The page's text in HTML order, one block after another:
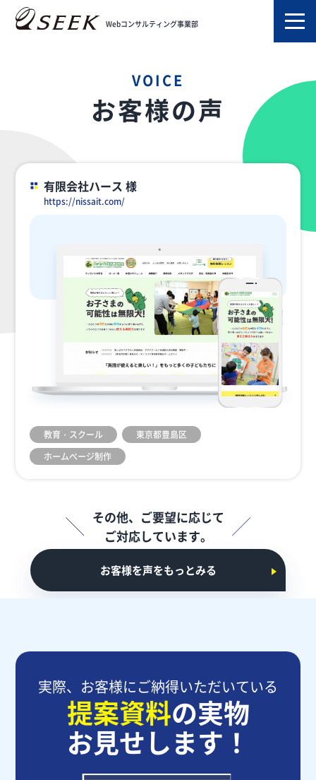
Webコンサルティング事業部
TOP
VOICE
お客様の声
有限会社ハース 様
https://nissait.com/
教育・スクール
東京都豊島区
ホームぺージ制作
その他、ご要望に応じて
ご対応しています。
お客様を声をもっとみる
実際、お客様にご納得いただいている
提案資料の実物
お見せします！